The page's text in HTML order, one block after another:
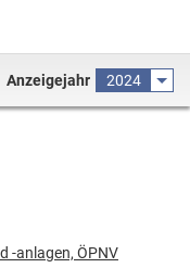
Anzeigejahr 2024
-anlagen, ÖPNV